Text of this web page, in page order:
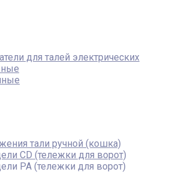
для талей электрических
тали ручной (кошка)
CD (тележки для ворот)
РА (тележки для ворот)